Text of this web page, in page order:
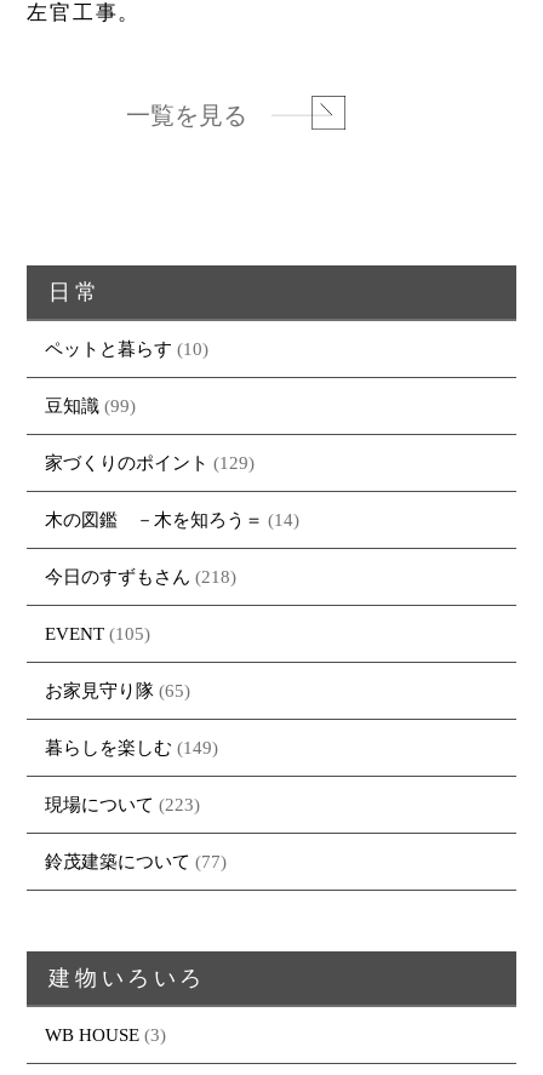
左官工事。
一覧を見る
日常
ペットと暮らす (10)
豆知識 (99)
家づくりのポイント (129)
木の図鑑 －木を知ろう＝ (14)
今日のすずもさん (218)
EVENT (105)
お家見守り隊 (65)
暮らしを楽しむ (149)
現場について (223)
鈴茂建築について (77)
建物いろいろ
WB HOUSE (3)